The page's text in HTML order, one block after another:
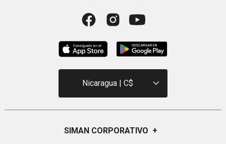
Nicaragua | C$
SIMAN CORPORATIVO +